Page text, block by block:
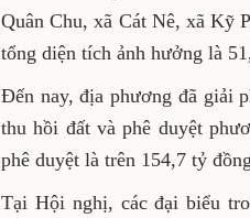
Quân Chu, xã Cát Nê, xã Kỹ
tổng diện tích ảnh hưởng là
Đến nay, địa phương đã giải
thu hồi đất và phê duyệt
phê duyệt là trên 154,7 tỷ
Tại Hội nghị, các đại biểu